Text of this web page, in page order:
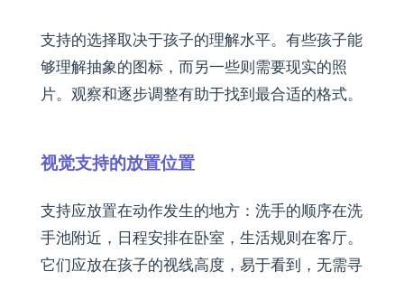
支持的选择取决于孩子的理解水平。有些孩子能
够理解抽象的图标，而另一些则需要现实的照
片。观察和逐步调整有助于找到最合适的格式。
视觉支持的放置位置
支持应放置在动作发生的地方：洗手的顺序在洗
手池附近，日程安排在卧室，生活规则在客厅。
它们应放在孩子的视线高度，易于看到，无需寻